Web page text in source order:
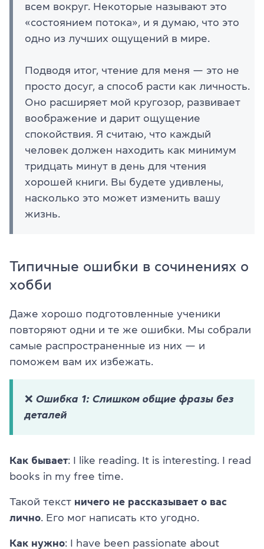
всем вокруг. Некоторые называют это
«состоянием потока», и я думаю, что это
одно из лучших ощущений в мире.
Подводя итог, чтение для меня — это не
просто досуг, а способ расти как личность.
Оно расширяет мой кругозор, развивает
воображение и дарит ощущение
спокойствия. Я считаю, что каждый
человек должен находить как минимум
тридцать минут в день для чтения
хорошей книги. Вы будете удивлены,
насколько это может изменить вашу
жизнь.
Типичные ошибки в сочинениях о
хобби
Даже хорошо подготовленные ученики
повторяют одни и те же ошибки. Мы собрали
самые распространенные из них — и
поможем вам их избежать.
❌ Ошибка 1: Слишком общие фразы без
деталей
Как бывает: I like reading. It is interesting. I read
books in my free time.
Такой текст ничего не рассказывает о вас
лично . Его мог написать кто угодно.
Как нужно: I have been passionate about